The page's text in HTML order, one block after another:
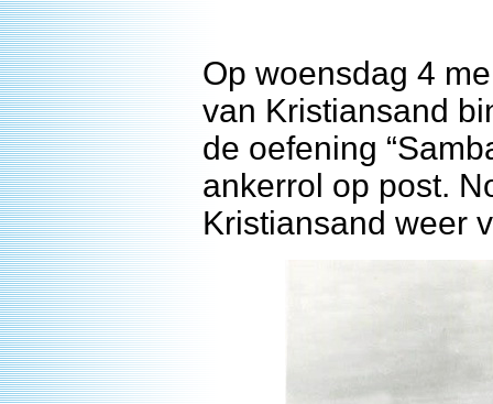
Op woensdag 4
van Kristiansand
de oefening
ankerrol op post.
Kristiansand weer